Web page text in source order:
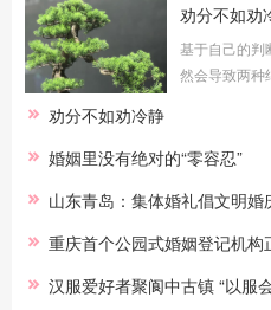
劝分不如劝
基于自己的判
然会导致两种
劝分不如劝冷静
婚姻里没有绝对的“零容忍”
山东青岛：集体婚礼倡文明婚
重庆首个公园式婚姻登记机构
汉服爱好者聚阆中古镇 “以服